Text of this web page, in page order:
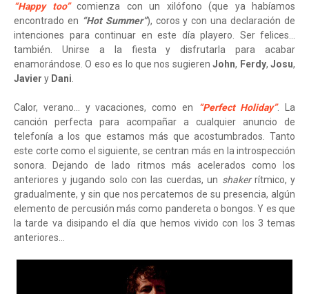
“Happy too”comienza con un xilófono (que ya habíamos
encontrado en “Hot Summer”), coros y con una declaración de
intenciones para continuar en este día playero. Ser felices...
también. Unirse a la fiesta y disfrutarla para acabar
enamorándose. O eso es lo que nos sugieren John, Ferdy, Josu,
Javier y Dani.
Calor, verano... y vacaciones, como en “Perfect Holiday”. La
canción perfecta para acompañar a cualquier anuncio de
telefonía a los que estamos más que acostumbrados. Tanto
este corte como el siguiente, se centran más en la introspección
sonora. Dejando de lado ritmos más acelerados como los
anteriores y jugando solo con las cuerdas, un shakerrítmico, y
gradualmente, y sin que nos percatemos de su presencia, algún
elemento de percusión más como pandereta o bongos. Y es que
la tarde va disipando el día que hemos vivido con los 3 temas
anteriores...